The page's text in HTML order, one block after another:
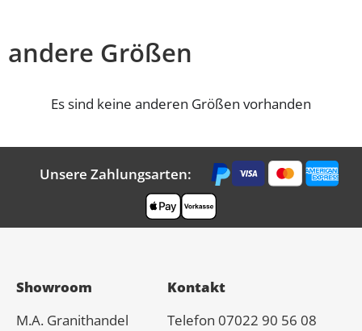
andere Größen
Es sind keine anderen Größen vorhanden
Unsere Zahlungsarten:
Showroom
M.A. Granithandel
Kontakt
Telefon 07022 90 56 08